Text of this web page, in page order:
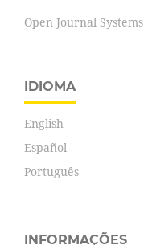
Open Journal Systems
IDIOMA
English
Español
Português
INFORMAÇÕES